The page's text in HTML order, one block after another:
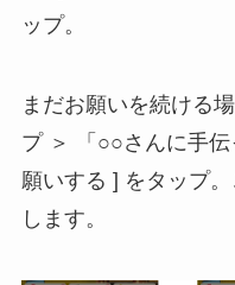
ップ。
まだお願いを続ける
プ ＞ 「○○さんに手
願いする ] をタップ
します。